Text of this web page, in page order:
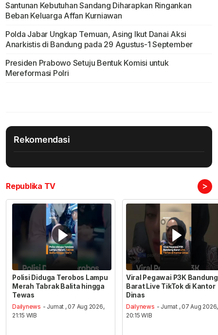
Santunan Kebutuhan Sandang Diharapkan Ringankan
Beban Keluarga Affan Kurniawan
Polda Jabar Ungkap Temuan, Asing Ikut Danai Aksi
Anarkistis di Bandung pada 29 Agustus-1 September
Presiden Prabowo Setuju Bentuk Komisi untuk
Mereformasi Polri
Rekomendasi
Republika TV >
Polisi Diduga Terobos Lampu
Merah Tabrak Balita hingga
Tewas
Dailynews - Jumat , 07 Aug 2026,
21:15 WIB
Viral Pegawai P3K Bandung
Barat Live TikTok di Kantor
Dinas
Dailynews - Jumat , 07 Aug 2026,
20:15 WIB